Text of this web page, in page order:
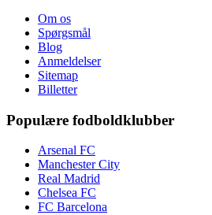
Om os
Spørgsmål
Blog
Anmeldelser
Sitemap
Billetter
Populære fodboldklubber
Arsenal FC
Manchester City
Real Madrid
Chelsea FC
FC Barcelona